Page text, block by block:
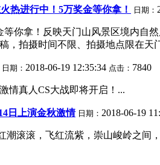
热进行中！5万奖金等你拿！ 日期：
你拿！反映天门山风景区境内自
，拍摄时间不限、拍摄地点限在天
日期： 2018-06-19 12:35:34 点击： 7840
情真人CS大战即将开启！...
日上演金秋激情 日期： 2018-06-19
潮滚滚，飞红流紫，崇山峻岭之